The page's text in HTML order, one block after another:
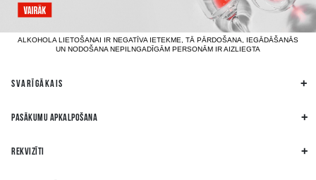
ALKOHOLA LIETOŠANAI IR NEGATĪVA IETEKME, TĀ PĀRDOŠANA, IEGĀDĀŠANĀS
UN NODOŠANA NEPILNGADĪGĀM PERSONĀM IR AIZLIEGTA
SVARĪGĀKAIS
PASĀKUMU APKALPOŠANA
REKVIZĪTI